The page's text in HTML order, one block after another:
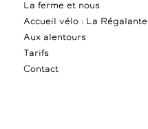
La ferme et nous
Accueil vélo : La Régalante
Aux alentours
Tarifs
Contact